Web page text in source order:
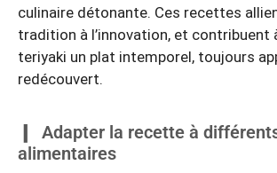
culinaire détonante. Ces recettes
tradition à l’innovation, et contribuent
teriyaki un plat intemporel, toujours
redécouvert.
Adapter la recette à
alimentaires